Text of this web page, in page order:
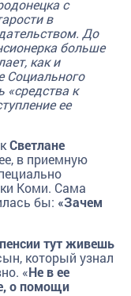
с
в
До
больше
как и
Социального
«средства к
ее
Светлане
в приемную
Коми. Сама
бы: «Зачем
тут живешь
который узнал
«Не в ее
о помощи